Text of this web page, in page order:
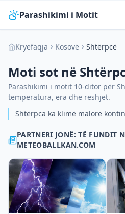
Parashikimi i Motit
Kryefaqja Kosovë Shtërpcë
Moti sot në
Parashikimi i motit 10-ditor për
temperatura, era dhe reshjet.
Shtërpca ka klimë malore
PARTNERI JONË: TË FUNDIT
METEOBALLKAN.COM